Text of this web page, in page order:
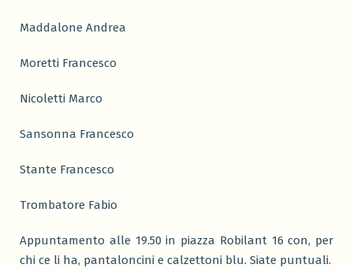
Maddalone Andrea
Moretti Francesco
Nicoletti Marco
Sansonna Francesco
Stante Francesco
Trombatore Fabio
Appuntamento alle 19.50 in piazza Robilant 16 con, per
chi ce li ha, pantaloncini e calzettoni blu. Siate puntuali.